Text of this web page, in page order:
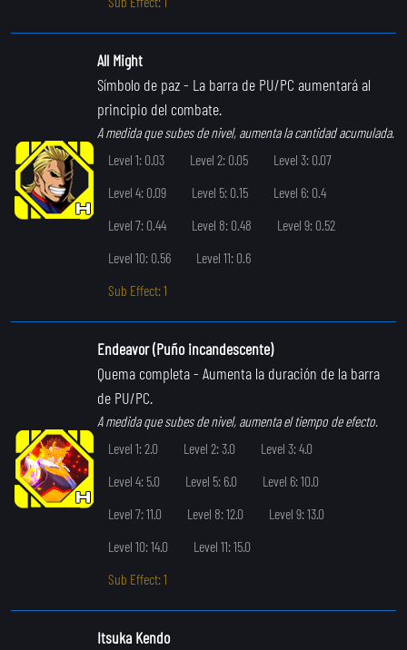
All Might
Símbolo de paz- La barra de PU/PC aumentará al
principio del combate.
A medida que subes de nivel, aumenta la cantidad acumulada.
Level 1: 0.03
Level 2: 0.05
Level 3: 0.07
Level 4: 0.09
Level 5: 0.15
Level 6: 0.4
Level 7: 0.44
Level 8: 0.48
Level 9: 0.52
Level 10: 0.56
Level 11: 0.6
Sub Effect: 1
Endeavor (Puño incandescente)
Quema completa- Aumenta la duración de la barra
de PU/PC.
A medida que subes de nivel, aumenta el tiempo de efecto.
Level 1: 2.0
Level 2: 3.0
Level 3: 4.0
Level 4: 5.0
Level 5: 6.0
Level 6: 10.0
Level 7: 11.0
Level 8: 12.0
Level 9: 13.0
Level 10: 14.0
Level 11: 15.0
Sub Effect: 1
Itsuka Kendo